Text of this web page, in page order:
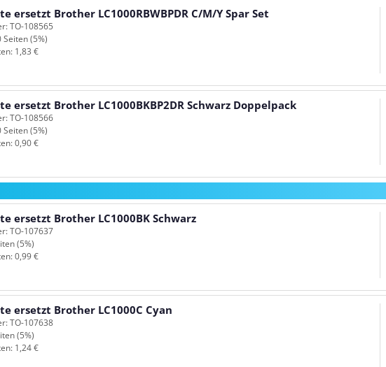
ersetzt Brother LC1000RBWBPDR C/M/Y Spar Set
TO-108565
(5%)
1,83 €
ersetzt Brother LC1000BKBP2DR Schwarz Doppelpack
TO-108566
(5%)
0,90 €
ersetzt Brother LC1000BK Schwarz
TO-107637
(5%)
0,99 €
ersetzt Brother LC1000C Cyan
TO-107638
(5%)
1,24 €